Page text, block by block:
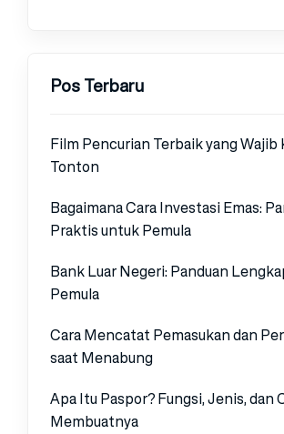
Pos Terbaru
Film Pencurian Terbaik yang Wajib
Tonton
Bagaimana Cara Investasi Emas:
Praktis untuk Pemula
Bank Luar Negeri: Panduan
Pemula
Cara Mencatat Pemasukan dan
saat Menabung
Apa Itu Paspor? Fungsi, Jenis, dan
Membuatnya